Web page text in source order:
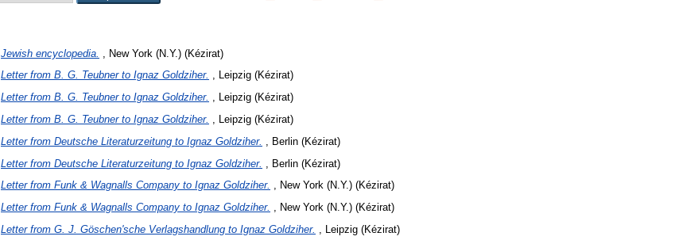
Jewish encyclopedia.
, New York (N.Y.) (Kézirat)
Letter from B. G. Teubner to Ignaz Goldziher. , Leipzig (Kézirat)
Letter from B. G. Teubner to Ignaz Goldziher. , Leipzig (Kézirat)
Letter from B. G. Teubner to Ignaz Goldziher.
, Leipzig (Kézirat)
Letter from Deutsche Literaturzeitung to Ignaz Goldziher.
, Berlin (Kézirat)
Letter from Deutsche Literaturzeitung to Ignaz Goldziher.
, Berlin (Kézirat)
Letter from Funk & Wagnalls Company to Ignaz Goldziher. , New York (N.Y.) (Kézirat)
Letter from Funk & Wagnalls Company to Ignaz Goldziher. , New York (N.Y.) (Kézirat)
Letter from G. J. Göschen'sche Verlagshandlung to Ignaz Goldziher.
, Leipzig (Kézirat)